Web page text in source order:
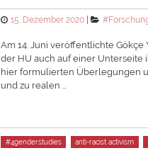
Posted
15. Dezember 2020 Categories
Am 14. Juni veröffentlichte
der HU auch auf einer Unterseite
hier formulierten Überlegungen
und zu realen …
Tags
#4genderstudies anti-racist activism